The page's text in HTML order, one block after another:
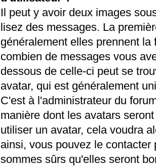
Il peut y avoir deux images
lisez des messages. La
généralement elles prennent
combien de messages vous
dessous de celle-ci peut se
avatar, qui est généralement
C'est à l'administrateur du
manière dont les avatars
utiliser un avatar, cela voudra
ainsi, vous pouvez le
sommes sûrs qu'elles seront